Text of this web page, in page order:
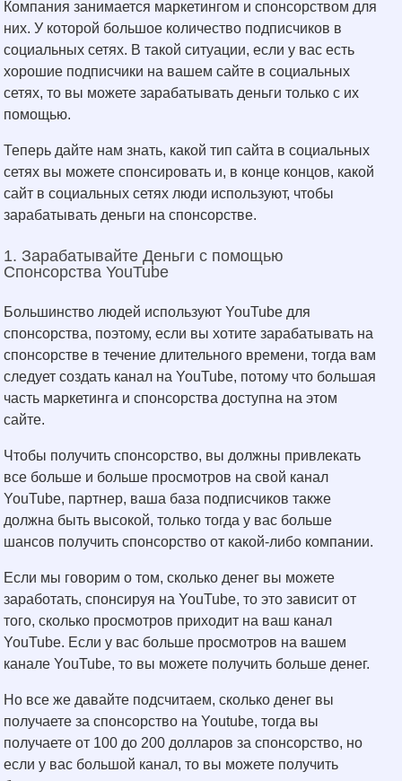
Компания занимается маркетингом и спонсорством для
них. У которой большое количество подписчиков в
социальных сетях. В такой ситуации, если у вас есть
хорошие подписчики на вашем сайте в социальных
сетях, то вы можете зарабатывать деньги только с их
помощью.
Теперь дайте нам знать, какой тип сайта в социальных
сетях вы можете спонсировать и, в конце концов, какой
сайт в социальных сетях люди используют, чтобы
зарабатывать деньги на спонсорстве.
1. Зарабатывайте Деньги с помощью
Спонсорства YouTube
Большинство людей используют YouTube для
спонсорства, поэтому, если вы хотите зарабатывать на
спонсорстве в течение длительного времени, тогда вам
следует создать канал на YouTube, потому что большая
часть маркетинга и спонсорства доступна на этом
сайте.
Чтобы получить спонсорство, вы должны привлекать
все больше и больше просмотров на свой канал
YouTube, партнер, ваша база подписчиков также
должна быть высокой, только тогда у вас больше
шансов получить спонсорство от какой-либо компании.
Если мы говорим о том, сколько денег вы можете
заработать, спонсируя на YouTube, то это зависит от
того, сколько просмотров приходит на ваш канал
YouTube. Если у вас больше просмотров на вашем
канале YouTube, то вы можете получить больше денег.
Но все же давайте подсчитаем, сколько денег вы
получаете за спонсорство на Youtube, тогда вы
получаете от 100 до 200 долларов за спонсорство, но
если у вас большой канал, то вы можете получить